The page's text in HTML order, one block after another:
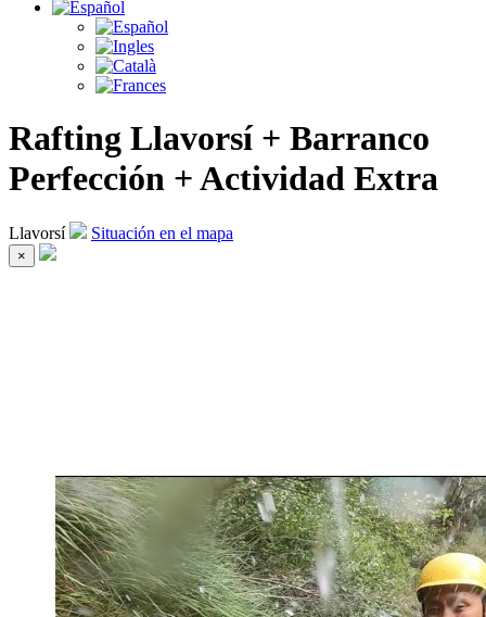
Rafting Llavorsí + Barranco
Perfección + Actividad Extra
Llavorsí Situación en el mapa
×